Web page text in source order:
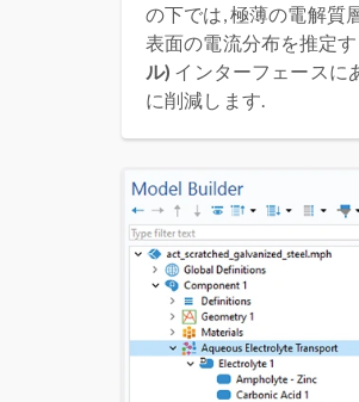
の下では, 極薄の電解質
表面の電流分布を推定
ル) インターフェースに
に削減します.